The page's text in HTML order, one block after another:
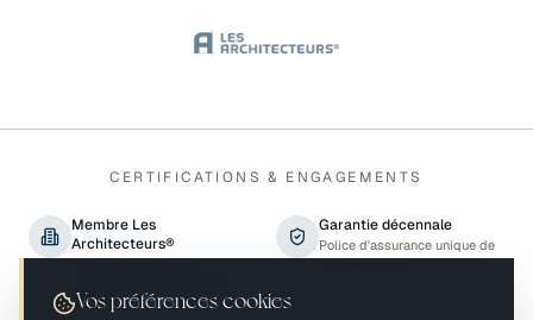
CERTIFICATIONS & ENGAGEMENTS
Membre Les
Architecteurs®
généraux
Garantie décennale
Police d'assurance unique de
chantier incluse
Vos préférences cookies